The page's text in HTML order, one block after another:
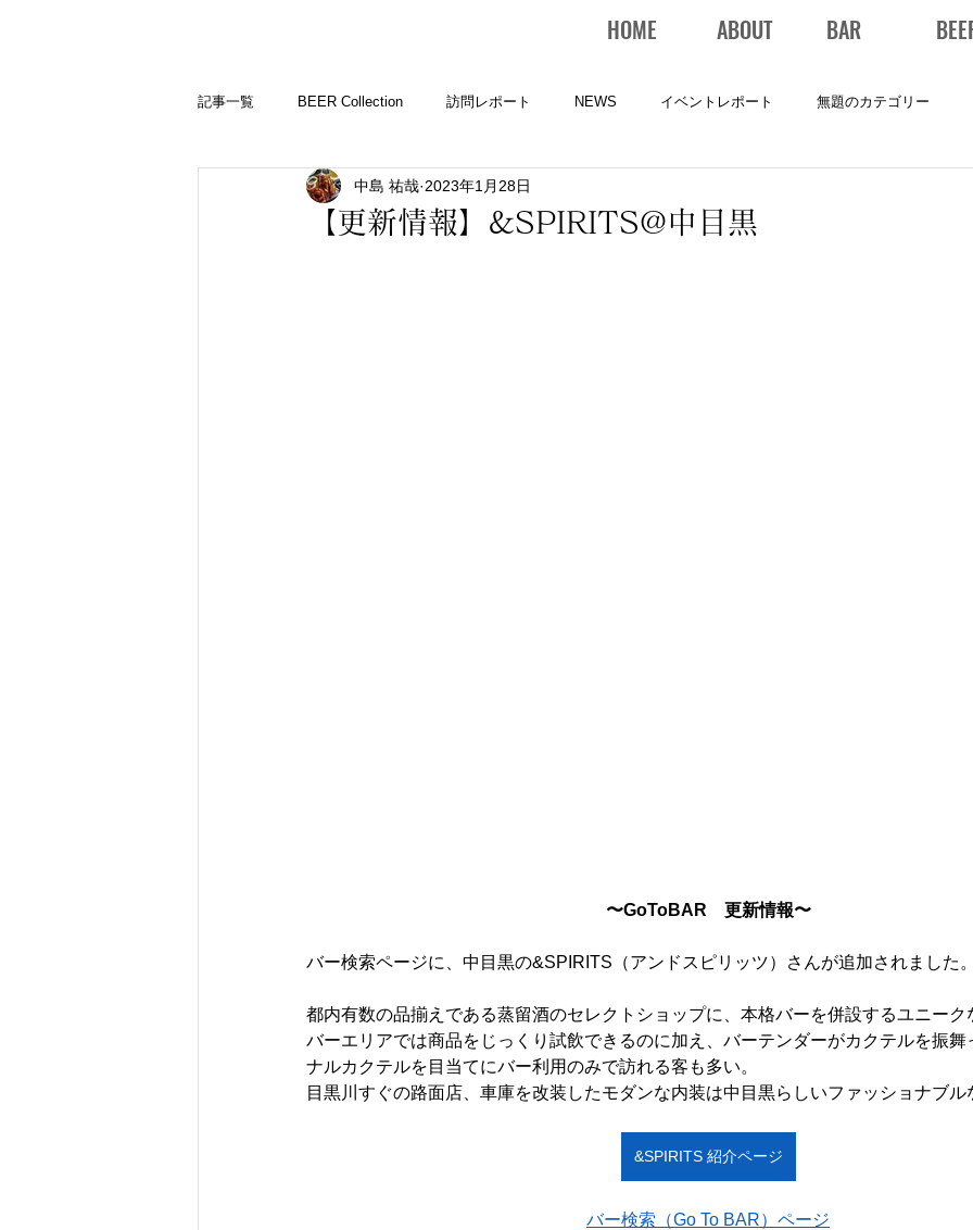
HOME ABOUT BAR
記事一覧 BEER Collection 訪問レポート NEWS イベントレポート 無題のカテゴリー
バーコラム
【更新情報】&SPIRITS@中目黒
中島 祐哉 2023年1月28日
〜GoToBAR　更新情報〜
バー検索ページに、中目黒の&SPIRITS（アンドスピリッツ）さんが追加されました
都内有数の品揃えである蒸留酒のセレクトショップに、本格バーを併設するユニーク
バーエリアでは商品をじっくり試飲できるのに加え、バーテンダーがカクテルを振舞
ナルカクテルを目当てにバー利用のみで訪れる客も多い。
目黒川すぐの路面店、車庫を改装したモダンな内装は中目黒らしいファッショナブル
&SPIRITS 紹介ページ
バー検索（Go To BAR）ページ